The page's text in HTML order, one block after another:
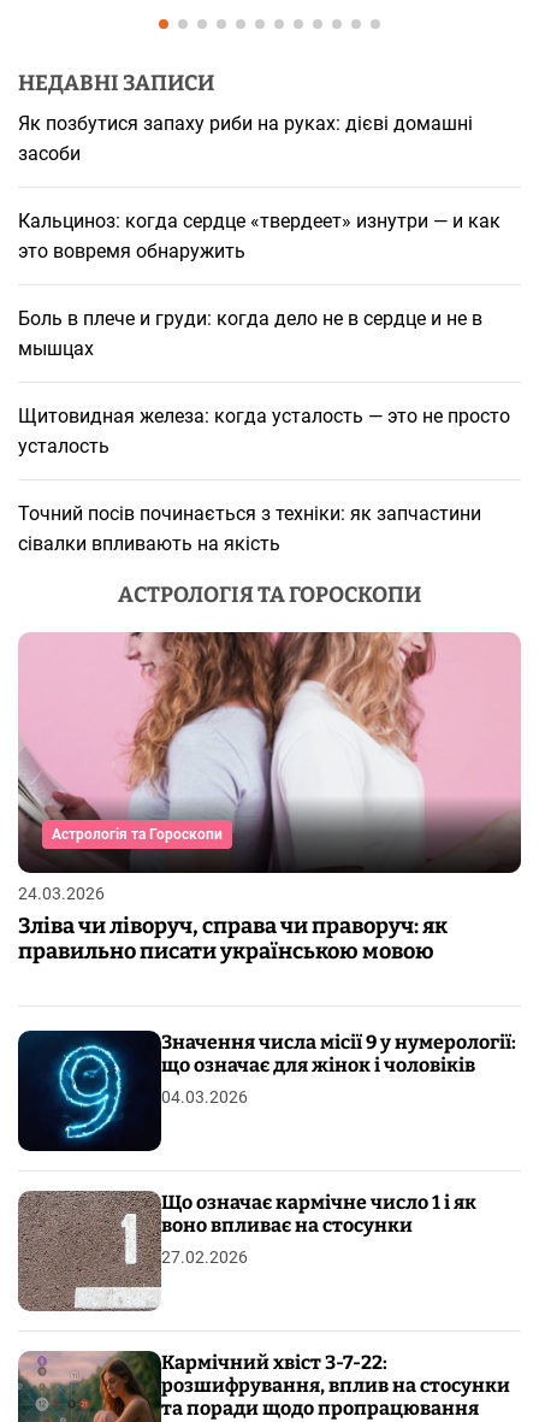
НЕДАВНІ ЗАПИСИ
Як позбутися запаху риби на руках: дієві домашні
засоби
Кальциноз: когда сердце «твердеет» изнутри — и как
это вовремя обнаружить
Боль в плече и груди: когда дело не в сердце и не в
мышцах
Щитовидная железа: когда усталость — это не просто
усталость
Точний посів починається з техніки: як запчастини
сівалки впливають на якість
АСТРОЛОГІЯ ТА ГОРОСКОПИ
Астрологія та Гороскопи
24.03.2026
Зліва чи ліворуч, справа чи праворуч: як
правильно писати українською мовою
Значення числа місії 9 у нумерології:
що означає для жінок і чоловіків
04.03.2026
Що означає кармічне число 1 і як
воно впливає на стосунки
27.02.2026
Кармічний хвіст 3-7-22:
розшифрування, вплив на стосунки
та поради щодо пропрацювання